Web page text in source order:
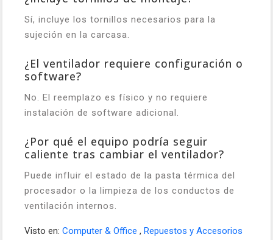
Sí, incluye los tornillos necesarios para la
sujeción en la carcasa.
¿El ventilador requiere configuración o
software?
No. El reemplazo es físico y no requiere
instalación de software adicional.
¿Por qué el equipo podría seguir
caliente tras cambiar el ventilador?
Puede influir el estado de la pasta térmica del
procesador o la limpieza de los conductos de
ventilación internos.
Visto en: Computer & Office , Repuestos y Accesorios